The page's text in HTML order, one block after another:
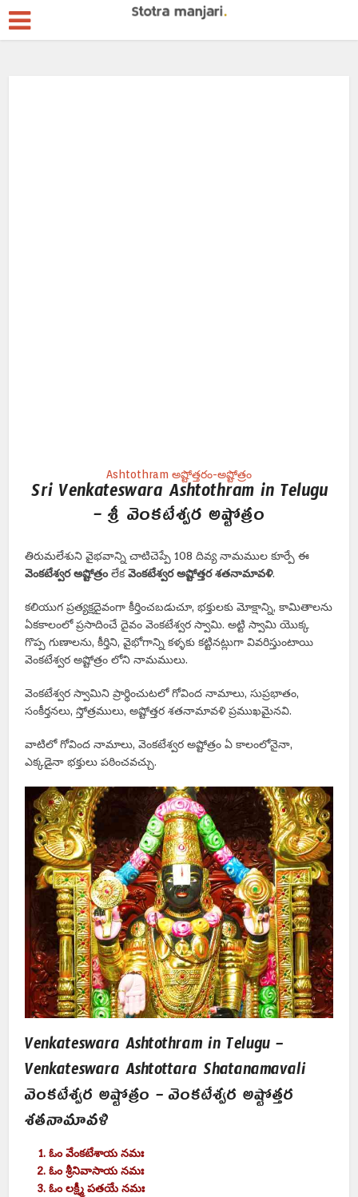
Ashtothram అష్టోత్తరం-అష్టోత్రం
Sri Venkateswara Ashtothram in Telugu
– శ్రీ వెంకటేశ్వర అష్టోత్రం
తిరుమలేశుని వైభవాన్ని చాటిచెప్పే 108 దివ్య నామముల కూర్పే ఈ
వెంకటేశ్వర అష్టోత్రంలేకవెంకటేశ్వర అష్టోత్తర శతనామావళి.
కలియుగ ప్రత్యక్షదైవంగా కీర్తించబడుచూ, భక్తులకు మోక్షాన్ని, కామితాలను
ఏకకాలంలో ప్రసాదించే దైవం వెంకటేశ్వర స్వామి. అట్టి స్వామి యొక్క
గొప్ప గుణాలను, కీర్తిని, వైభోగాన్ని కళ్ళకు కట్టినట్లుగా వివరిస్తుంటాయి
వెంకటేశ్వర అష్టోత్రం లోని నామములు.
వెంకటేశ్వర స్వామిని ప్రార్థించుటలో గోవింద నామాలు, సుప్రభాతం,
సంకీర్తనలు, స్తోత్రములు, అష్టోత్తర శతనామావళి ప్రముఖమైనవి.
వాటిలో గోవింద నామాలు, వెంకటేశ్వర అష్టోత్రం ఏ కాలంలోనైనా,
ఎక్కడైనా భక్తులు పఠించవచ్చు.
Venkateswara Ashtothram in Telugu –
Venkateswara Ashtottara Shatanamavali
వెంకటేశ్వర అష్టోత్రం – వెంకటేశ్వర అష్టోత్తర
శతనామావళి
ఓం వేంకటేశాయ నమః
ఓం శ్రీనివాసాయ నమః
ఓం లక్ష్మీ పతయే నమః